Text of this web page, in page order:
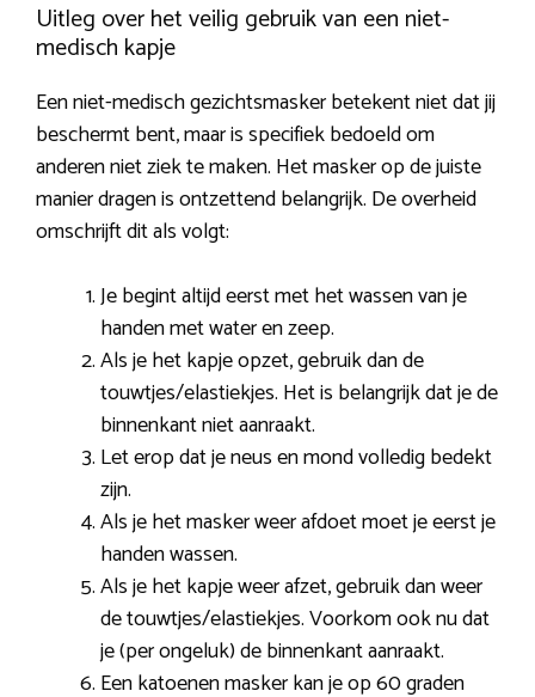
Uitleg over het veilig gebruik van een niet-
medisch kapje
Een niet-medisch gezichtsmasker betekent niet dat jij
beschermt bent, maar is specifiek bedoeld om
anderen niet ziek te maken. Het masker op de juiste
manier dragen is ontzettend belangrijk. De overheid
omschrijft dit als volgt:
Je begint altijd eerst met het wassen van je
handen met water en zeep.
Als je het kapje opzet, gebruik dan de
touwtjes/elastiekjes. Het is belangrijk dat je de
binnenkant niet aanraakt.
Let erop dat je neus en mond volledig bedekt
zijn.
Als je het masker weer afdoet moet je eerst je
handen wassen.
Als je het kapje weer afzet, gebruik dan weer
de touwtjes/elastiekjes. Voorkom ook nu dat
je (per ongeluk) de binnenkant aanraakt.
Een katoenen masker kan je op 60 graden